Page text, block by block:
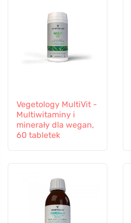
Vegetology MultiVit -
Multiwitaminy i
minerały dla wegan,
60 tabletek